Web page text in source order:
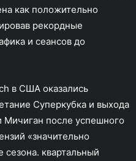
как положительно
рекордные
и сеансов до
в США оказались
Суперкубка и выхода
после успешного
«значительно
сезона. квартальный